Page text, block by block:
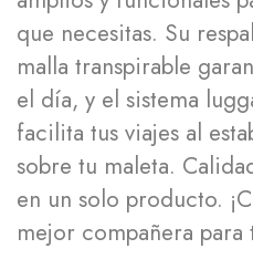
que necesitas. Su
malla transpirable
el día, y el sistema
facilita tus viajes al
sobre tu maleta.
en un solo producto.
mejor compañera para